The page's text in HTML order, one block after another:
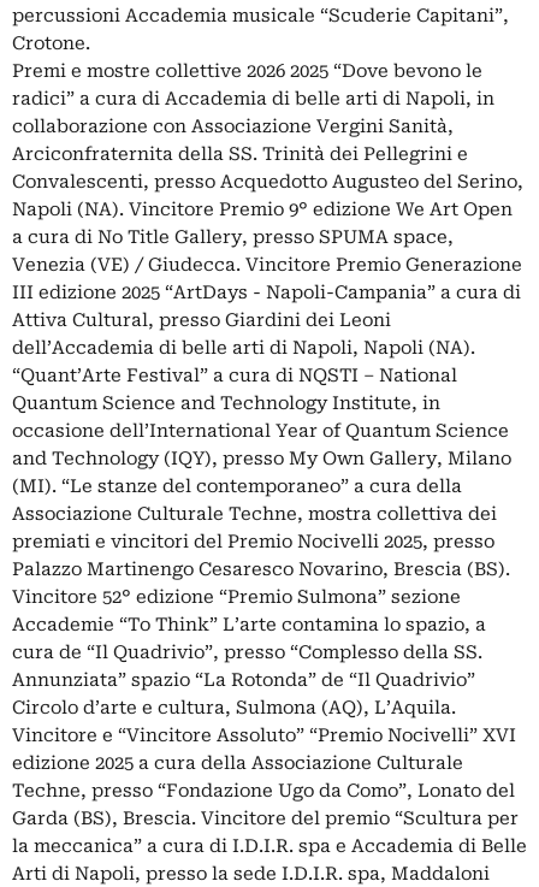
percussioni Accademia musicale “Scuderie Capitani”,
Crotone.
Premi e mostre collettive 2026 2025 “Dove bevono le
radici” a cura di Accademia di belle arti di Napoli, in
collaborazione con Associazione Vergini Sanità,
Arciconfraternita della SS. Trinità dei Pellegrini e
Convalescenti, presso Acquedotto Augusteo del Serino,
Napoli (NA). Vincitore Premio 9° edizione We Art Open
a cura di No Title Gallery, presso SPUMA space,
Venezia (VE) / Giudecca. Vincitore Premio Generazione
III edizione 2025 “ArtDays - Napoli-Campania” a cura di
Attiva Cultural, presso Giardini dei Leoni
dell’Accademia di belle arti di Napoli, Napoli (NA).
“Quant’Arte Festival” a cura di NQSTI – National
Quantum Science and Technology Institute, in
occasione dell’International Year of Quantum Science
and Technology (IQY), presso My Own Gallery, Milano
(MI). “Le stanze del contemporaneo” a cura della
Associazione Culturale Techne, mostra collettiva dei
premiati e vincitori del Premio Nocivelli 2025, presso
Palazzo Martinengo Cesaresco Novarino, Brescia (BS).
Vincitore 52° edizione “Premio Sulmona” sezione
Accademie “To Think” L’arte contamina lo spazio, a
cura de “Il Quadrivio”, presso “Complesso della SS.
Annunziata” spazio “La Rotonda” de “Il Quadrivio”
Circolo d’arte e cultura, Sulmona (AQ), L’Aquila.
Vincitore e “Vincitore Assoluto” “Premio Nocivelli” XVI
edizione 2025 a cura della Associazione Culturale
Techne, presso “Fondazione Ugo da Como”, Lonato del
Garda (BS), Brescia. Vincitore del premio “Scultura per
la meccanica” a cura di I.D.I.R. spa e Accademia di Belle
Arti di Napoli, presso la sede I.D.I.R. spa, Maddaloni